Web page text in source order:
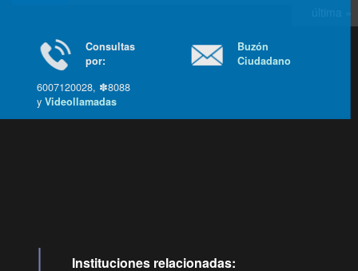
última »
Consultas
por:
6007120028, ✽8088
yVideollamadas
Buzón
Ciudadano
Instituciones relacionadas: